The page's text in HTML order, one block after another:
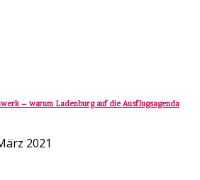
– warum Ladenburg auf die Ausflugsagenda
2021